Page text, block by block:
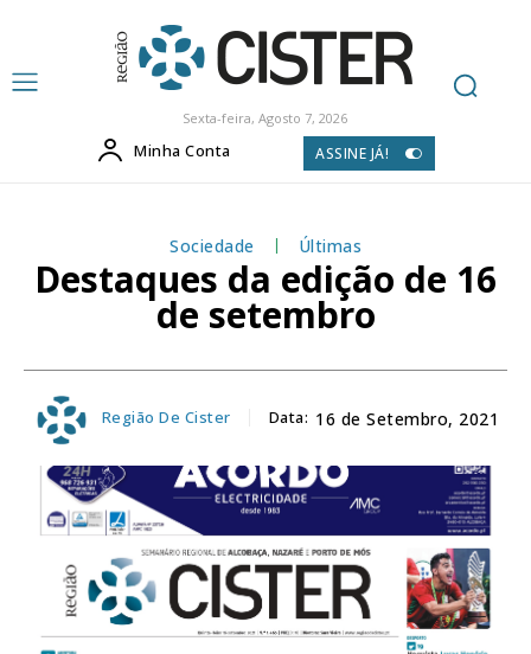
Sexta-feira, Agosto 7, 2026
Minha Conta ASSINE JÁ!
Sociedade Últimas
Destaques da edição de 16
de setembro
Região De Cister Data: 16 de Setembro, 2021